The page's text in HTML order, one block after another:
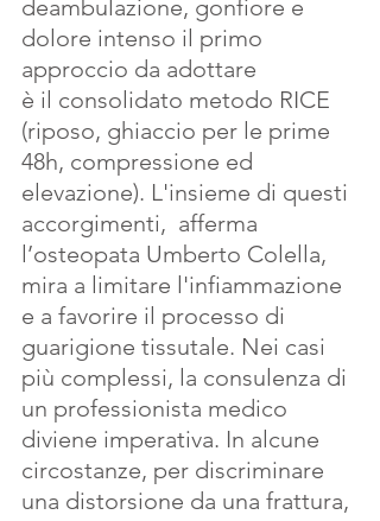
deambulazione, gonfiore e
dolore intenso il primo
approccio da adottare
è il consolidato metodo RICE
(riposo, ghiaccio per le prime
48h, compressione ed
elevazione). L'insieme di questi
accorgimenti,  afferma
l’osteopata Umberto Colella,
mira a limitare l'infiammazione
e a favorire il processo di
guarigione tissutale. Nei casi
più complessi, la consulenza di
un professionista medico
diviene imperativa. In alcune
circostanze, per discriminare
una distorsione da una frattura,